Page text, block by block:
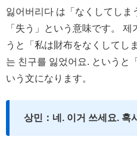
잃어버리다 は「なくしてしま
「失う」という意味です。
うと「私は財布をなくしてし
는 친구를 잃었어요. というと
いう文になります。
상민：네. 이거 쓰세요. 혹